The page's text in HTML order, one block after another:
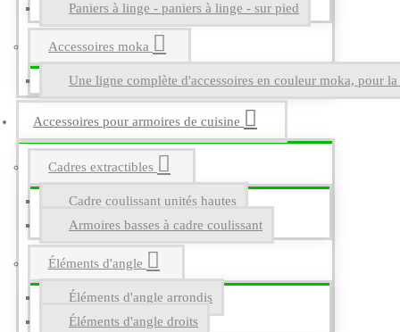
Paniers à linge - paniers à linge - sur pied
Accessoires moka
Une ligne complète d'accessoires en couleur moka, pour
Accessoires pour armoires de cuisine
Cadres extractibles
Cadre coulissant unités hautes
Armoires basses à cadre coulissant
Éléments d'angle
Éléments d'angle arrondis
Éléments d'angle droits